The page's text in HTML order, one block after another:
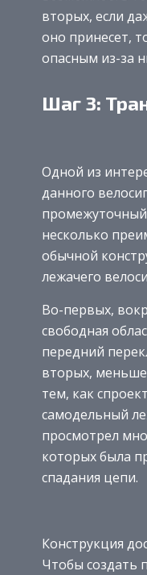
вторых, если
оно принесет,
опасным из-за
Шаг 3:
Одной из
данного
несколько
обычной
лежачего
Во-первых,
свободная
передний
вторых,
тем, как
самодельный
просмотрел
которых была
спадания цепи.
Конструкция
Чтобы создать